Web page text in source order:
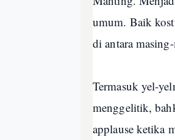
umum. Baik
di antara
Termasuk yel-
menggelitik,
applause ketika